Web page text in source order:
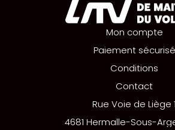
Mon compte
Paiement sécurisé
Conditions
Contact
Rue Voie de Liège 1
4681 Hermalle-Sous-